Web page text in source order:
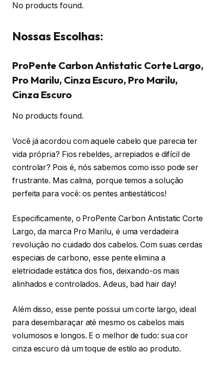
No products found.
Nossas Escolhas:
ProPente Carbon Antistatic Corte Largo,
Pro Marilu, Cinza Escuro, Pro Marilu,
Cinza Escuro
No products found.
Você já acordou com aquele cabelo que parecia ter
vida própria? Fios rebeldes, arrepiados e difícil de
controlar? Pois é, nós sabemos como isso pode ser
frustrante. Mas calma, porque temos a solução
perfeita para você: os pentes antiestáticos!
Especificamente, o ProPente Carbon Antistatic Corte
Largo, da marca Pro Marilu, é uma verdadeira
revolução no cuidado dos cabelos. Com suas cerdas
especiais de carbono, esse pente elimina a
eletricidade estática dos fios, deixando-os mais
alinhados e controlados. Adeus, bad hair day!
Além disso, esse pente possui um corte largo, ideal
para desembaraçar até mesmo os cabelos mais
volumosos e longos. E o melhor de tudo: sua cor
cinza escuro dá um toque de estilo ao produto.